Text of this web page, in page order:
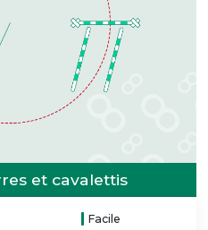
et cavalettis
Facile